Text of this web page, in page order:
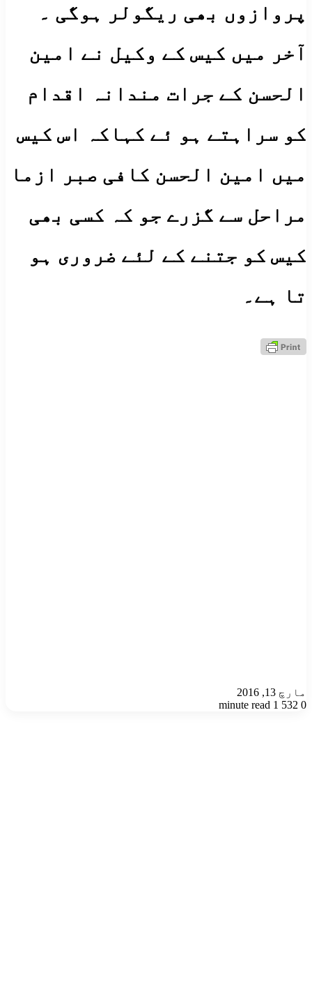
پروازوں بھی ریگولر ہوگی ۔
آخر میں کیس کے وکیل نے امین
الحسن کے جرات مندانہ اقدام
کو سراہتے ہو ئے کہاکہ اس کیس
میں امین الحسن کافی صبر ازما
مراحل سے گزرے جو کہ کسی بھی
کیس کو جتنے کے لئے ضروری ہو
تا ہے۔
مارچ 13, 2016
0
1 minute read